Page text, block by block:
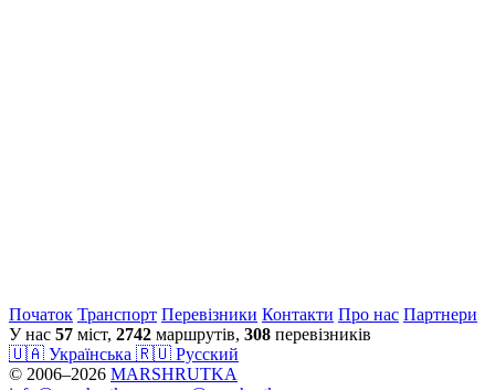
Початок Транспорт Перевiзники Контакти Про нас Партнери
У нас 57 міст, 2742 маршрутів, 308 перевізників
🇺🇦 Українська 🇷🇺 Русский
© 2006–2026 MARSHRUTKA